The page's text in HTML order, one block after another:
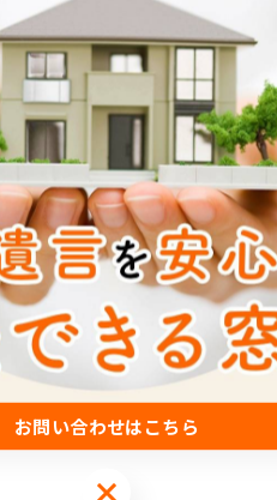
お問い合わせはこちら
お問い合わせはこちら